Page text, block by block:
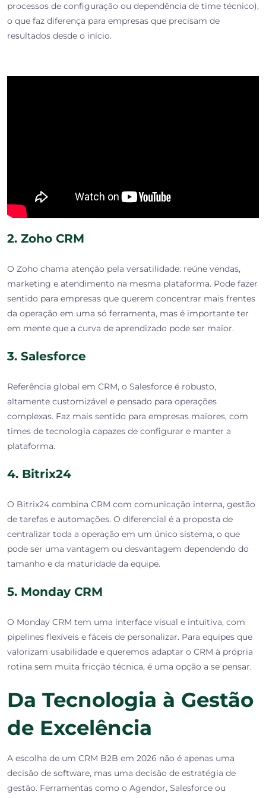
processos de configuração ou dependência de time técnico),
o que faz diferença para empresas que precisam de
resultados desde o início.
2. Zoho CRM
O Zoho chama atenção pela versatilidade: reúne vendas,
marketing e atendimento na mesma plataforma. Pode fazer
sentido para empresas que querem concentrar mais frentes
da operação em uma só ferramenta, mas é importante ter
em mente que a curva de aprendizado pode ser maior.
3. Salesforce
Referência global em CRM, o Salesforce é robusto,
altamente customizável e pensado para operações
complexas. Faz mais sentido para empresas maiores, com
times de tecnologia capazes de configurar e manter a
plataforma.
4. Bitrix24
O Bitrix24 combina CRM com comunicação interna, gestão
de tarefas e automações. O diferencial é a proposta de
centralizar toda a operação em um único sistema, o que
pode ser uma vantagem ou desvantagem dependendo do
tamanho e da maturidade da equipe.
5. Monday CRM
O Monday CRM tem uma interface visual e intuitiva, com
pipelines flexíveis e fáceis de personalizar. Para equipes que
valorizam usabilidade e queremos adaptar o CRM à própria
rotina sem muita fricção técnica, é uma opção a se pensar.
Da Tecnologia à Gestão
de Excelência
A escolha de um CRM B2B em 2026 não é apenas uma
decisão de software, mas uma decisão de estratégia de
gestão. Ferramentas como o Agendor, Salesforce ou